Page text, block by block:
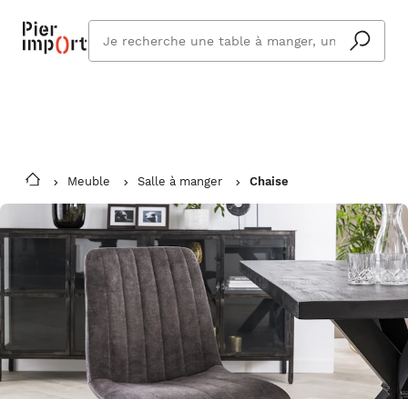
Vous êtes absent ? Pier Import s'adapte
et vous livre à votre retour.
En savoir plus
cherchez
vous ?
Meuble Salle à manger Chaise